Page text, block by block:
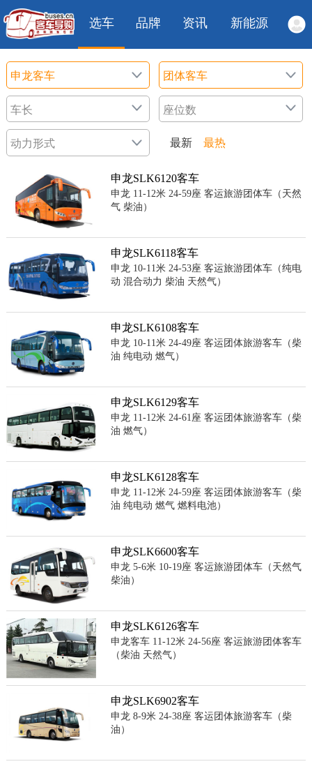
选车 品牌 资讯 新能源
最新 最热
申龙SLK6120客车
申龙 11-12米 24-59座 客运旅游团体车（天然
气 柴油）
申龙SLK6118客车
申龙 10-11米 24-53座 客运旅游团体车（纯电
动 混合动力 柴油 天然气）
申龙SLK6108客车
申龙 10-11米 24-49座 客运团体旅游客车（柴
油 纯电动 燃气）
申龙SLK6129客车
申龙 11-12米 24-61座 客运团体旅游客车（柴
油 燃气）
申龙SLK6128客车
申龙 11-12米 24-59座 客运团体旅游客车（柴
油 纯电动 燃气 燃料电池）
申龙SLK6600客车
申龙 5-6米 10-19座 客运旅游团体车（天然气
柴油）
申龙SLK6126客车
申龙客车 11-12米 24-56座 客运旅游团体客车
（柴油 天然气）
申龙SLK6902客车
申龙 8-9米 24-38座 客运团体旅游客车（柴
油）